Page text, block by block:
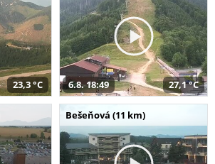
23,3 °C 6.8. 18:49 27,1 °C
Bešeňová (11 km)